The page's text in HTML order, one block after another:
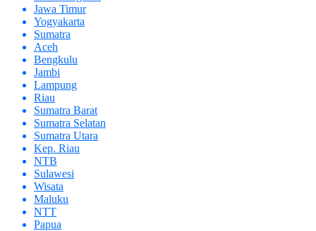
Jawa Timur
Yogyakarta
Sumatra
Aceh
Bengkulu
Jambi
Lampung
Riau
Sumatra Barat
Sumatra Selatan
Sumatra Utara
Kep. Riau
NTB
Sulawesi
Wisata
Maluku
NTT
Papua